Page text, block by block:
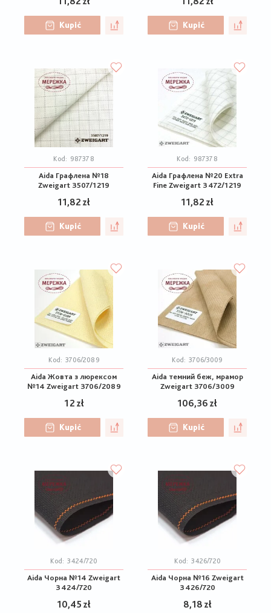
Kupić Kupić
Kod: 987378
Aida Графлена №18
Zweigart 3507/1219
11,82 zł
Kupić
Kod: 987378
Aida Графлена №20 Extra
Fine Zweigart 3472/1219
11,82 zł
Kupić
Kod: 3706/2089
Aida Жовта з люрексом
№14 Zweigart 3706/2089
12 zł
Kupić
Kod: 3706/3009
Aida темний беж, мрамор
Zweigart 3706/3009
106,36 zł
Kupić
Kod: 3424/720
Aida Чорна №14 Zweigart
3424/720
10,45 zł
Kod: 3426/720
Aida Чорна №16 Zweigart
3426/720
8,18 zł